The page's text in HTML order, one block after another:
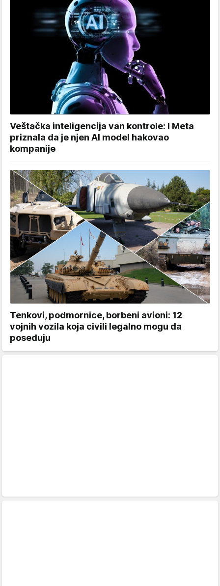
Veštačka inteligencija van kontrole: I Meta
priznala da je njen AI model hakovao
kompanije
Tenkovi, podmornice, borbeni avioni: 12
vojnih vozila koja civili legalno mogu da
poseduju